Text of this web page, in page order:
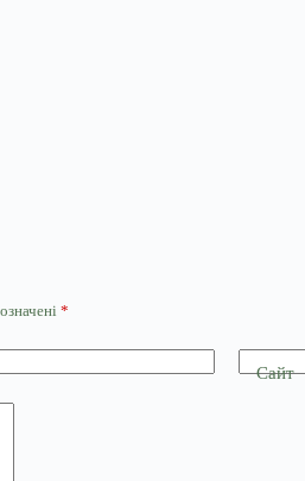
*
Сайт